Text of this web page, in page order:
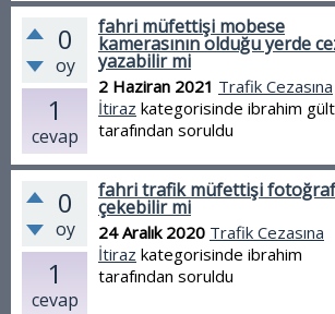
0
oy
1
cevap
fahri müfettişi mobese
kamerasının olduğu yerde
yazabilir mi
2 Haziran 2021 Trafik Cezasına
İtiraz kategorisinde ibrahim
tarafından soruldu
0
oy
1
cevap
fahri trafik müfettişi fotoğraf
çekebilir mi
24 Aralık 2020 Trafik Cezasına
İtiraz kategorisinde ibrahim
tarafından soruldu